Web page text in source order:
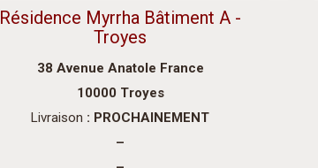
Résidence Myrrha Bâtiment A -
Troyes
38 Avenue Anatole France
10000 Troyes
Livraison : PROCHAINEMENT
–